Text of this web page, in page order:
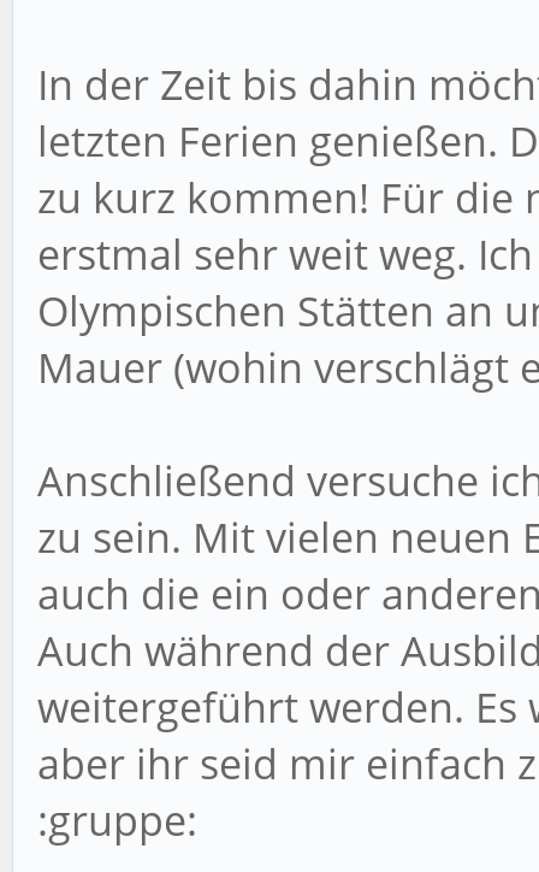
In der Zeit bis dahin
letzten Ferien genießen.
zu kurz kommen! Für die
erstmal sehr weit weg.
Olympischen Stätten an
Mauer (wohin verschlägt
Anschließend versuche
zu sein. Mit vielen neuen
auch die ein oder
Auch während der
weitergeführt werden.
aber ihr seid mir einfach
:gruppe: